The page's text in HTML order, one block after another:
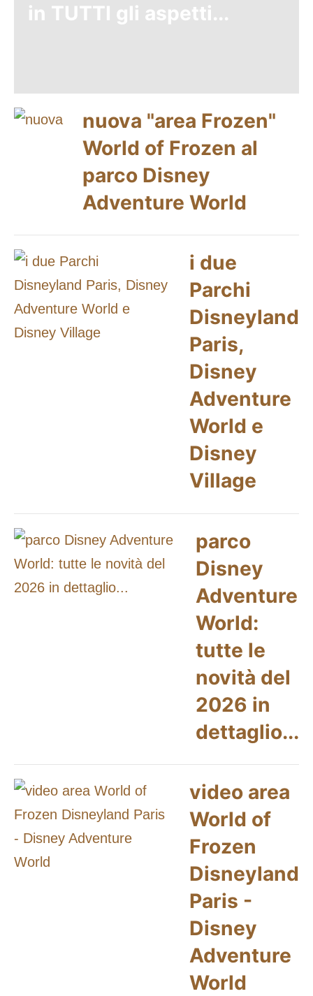
in TUTTI gli aspetti...
nuova "area Frozen"
World of Frozen al
parco Disney
Adventure World
i due
Parchi
Disneyland
Paris,
Disney
Adventure
World e
Disney
Village
parco
Disney
Adventure
World:
tutte le
novità del
2026 in
dettaglio...
video area
World of
Frozen
Disneyland
Paris -
Disney
Adventure
World